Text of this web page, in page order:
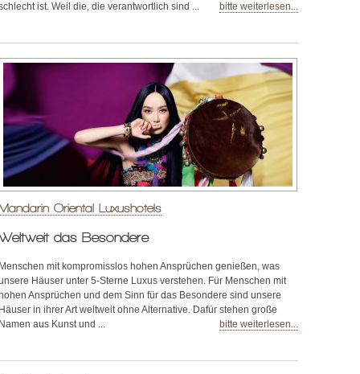
ist. Weil die, die verantwortlich sind ... bitte weiterlesen...
Oriental Luxushotels
das Besondere
mit kompromisslos hohen Ansprüchen genießen, was
Häuser unter 5-Sterne Luxus verstehen. Für Menschen mit
Ansprüchen und dem Sinn für das Besondere sind unsere
in ihrer Art weltweit ohne Alternative. Dafür stehen große
aus Kunst und ...
bitte weiterlesen...